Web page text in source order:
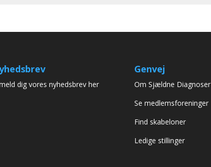
dig vores nyhedsbrev her
Genvej
Om Sjældne Diagnoser
Se medlemsforeninger
Find skabeloner
Ledige stillinger